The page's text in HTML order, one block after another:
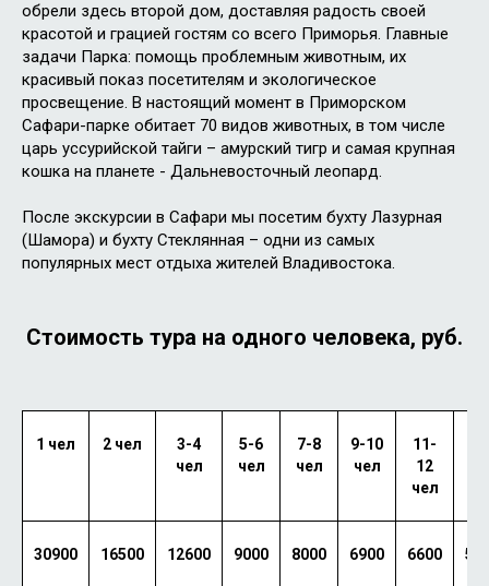
обрели здесь второй дом, доставляя радость своей
красотой и грацией гостям со всего Приморья. Главные
задачи Парка: помощь проблемным животным, их
красивый показ посетителям и экологическое
просвещение. В настоящий момент в Приморском
Сафари-парке обитает 70 видов животных, в том числе
царь уссурийской тайги – амурский тигр и самая крупная
кошка на планете - Дальневосточный леопард.
После экскурсии в Сафари мы посетим бухту Лазурная
(Шамора) и бухту Стеклянная – одни из самых
популярных мест отдыха жителей Владивостока.
Стоимость тура на одного человека, руб.
1 чел 2 чел
3-4
чел
5-6
чел
7-8
чел
9-10
чел
11-
12
чел
30900 16500 12600 9000 8000 6900 6600